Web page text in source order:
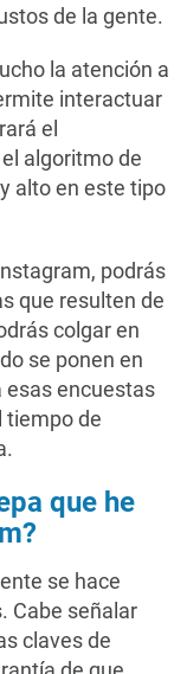
de la gente.
la atención a
interactuar
el
algoritmo de
alto en este tipo
podrás
que resulten de
colgar en
se ponen en
esas encuestas
tiempo de
que he
se hace
Cabe señalar
claves de